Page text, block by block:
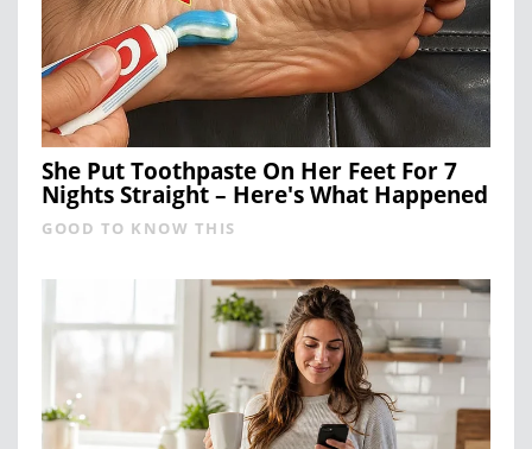
She Put Toothpaste On Her Feet For 7
Nights Straight – Here's What Happened
GOOD TO KNOW THIS